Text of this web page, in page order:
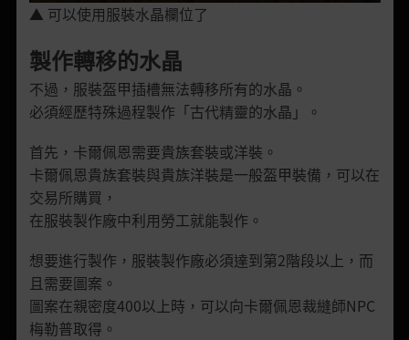
▲ 可以使用服裝水晶欄位了
製作轉移的水晶
不過，服裝盔甲插槽無法轉移所有的水晶。
必須經歷特殊過程製作「古代精靈的水晶」。
首先，卡爾佩恩需要貴族套裝或洋裝。
卡爾佩恩貴族套裝與貴族洋裝是一般盔甲裝備，可以在
交易所購買，
在服裝製作廠中利用勞工就能製作。
想要進行製作，服裝製作廠必須達到第2階段以上，而
且需要圖案。
圖案在親密度400以上時，可以向卡爾佩恩裁縫師NPC
梅勒普取得。